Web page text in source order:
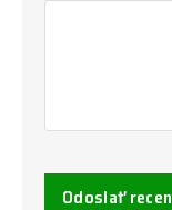
Odoslať